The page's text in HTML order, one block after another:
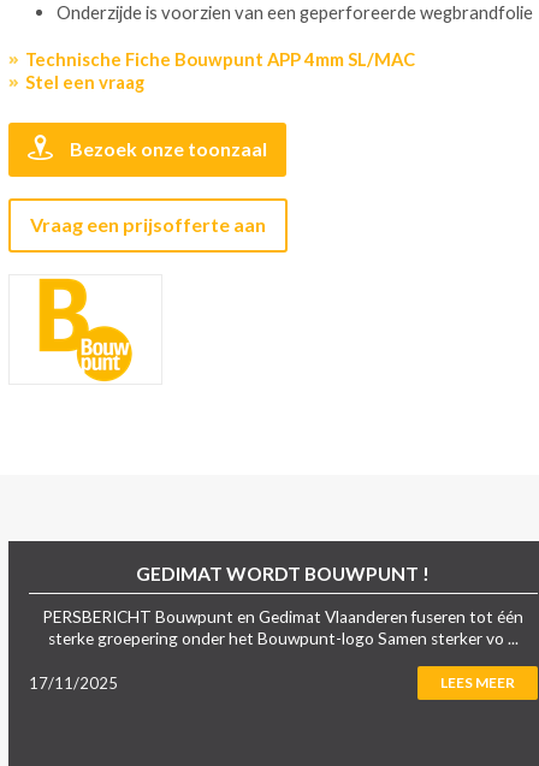
Onderzijde is voorzien van een geperforeerde wegbrandfolie
Technische Fiche Bouwpunt APP 4mm SL/MAC
Stel een vraag
Bezoek onze toonzaal
Vraag een prijsofferte aan
GEDIMAT WORDT BOUWPUNT !
PERSBERICHT Bouwpunt en Gedimat Vlaanderen fuseren tot één
sterke groepering onder het Bouwpunt-logo Samen sterker vo ...
17/11/2025 LEES MEER